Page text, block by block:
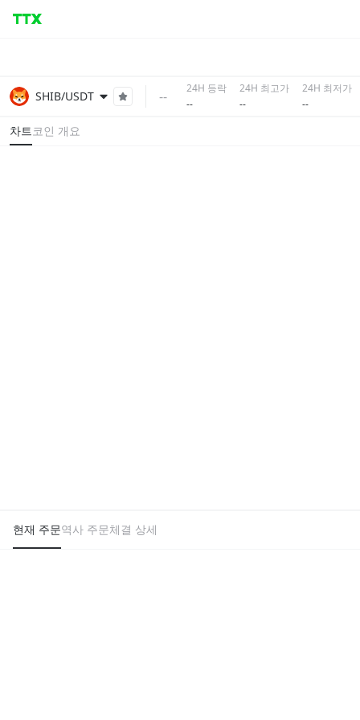
SHIB/USDT --
24H 등락
--
24H 최고가
--
24H 최저가
--
차트 코인 개요
현재 주문역사 주문체결 상세